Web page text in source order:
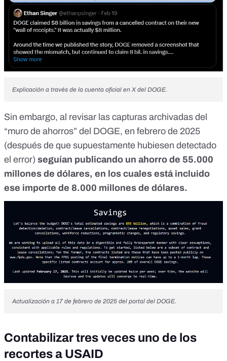
Explicación a través de la cuenta oficial en X del DOGE.
Sin embargo, al revisar las capturas archivadas del
“muro de ahorros” del DOGE, en febrero de 2025
(después de que supuestamente hubiesen detectado
el error) seguían publicando un ahorro de 55.000
millones de dólares, en los cuales está incluido
ese importe de 8.000 millones de dólares.
Actualización a 17 de febrero de 2025 del portal del DOGE.
Contabilizar tres veces uno de los
recortes a USAID